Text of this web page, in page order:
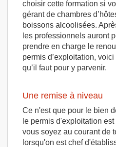
choisir cette formation si
gérant de chambres
boissons alcoolisées.
les professionnels auront
prendre en charge le
permis d’exploitation,
qu’il faut pour y parvenir.
Une remise à niveau
Ce n'est que pour le bien
le permis d'exploitation
vous soyez au courant de
lorsqu'on est chef